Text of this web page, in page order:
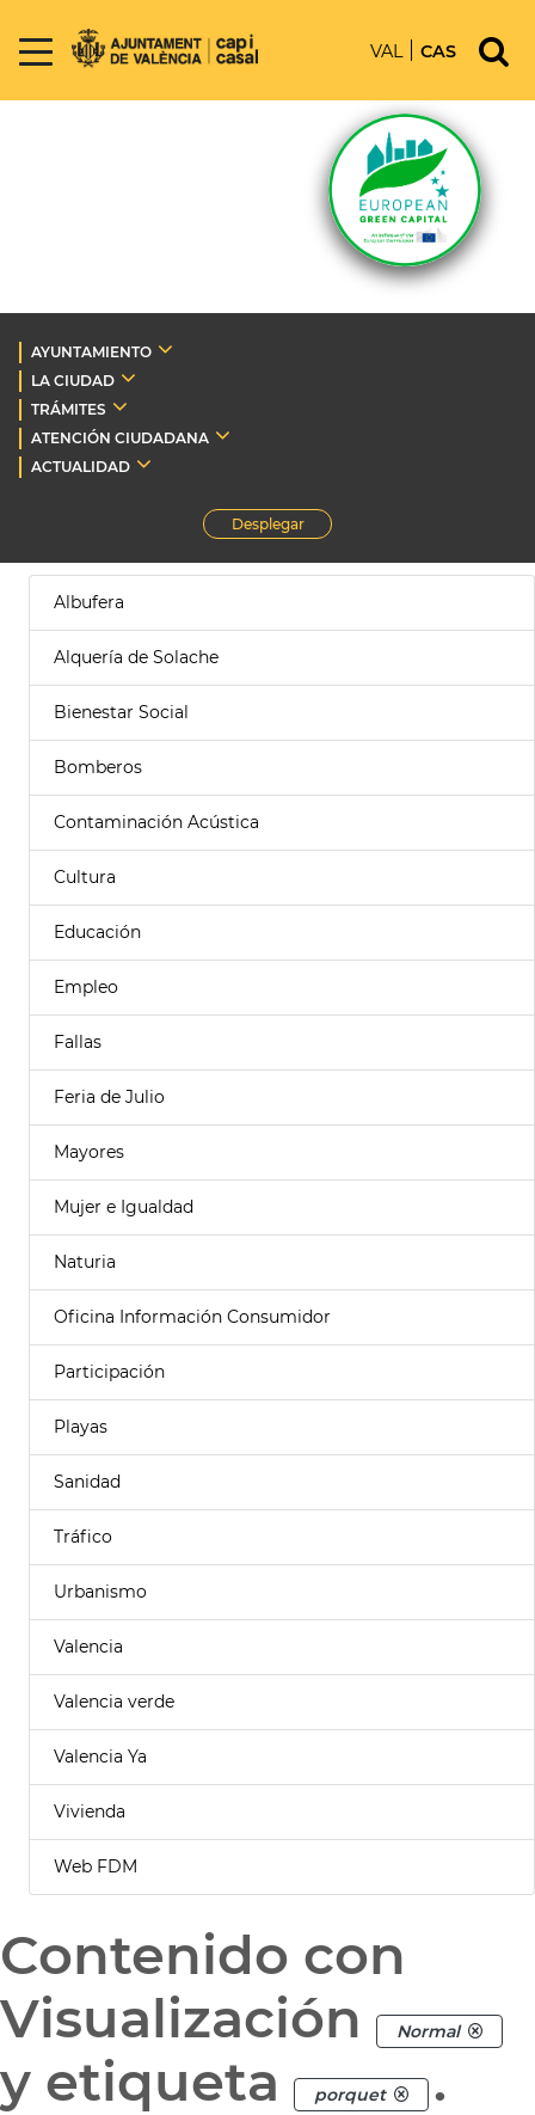
VAL CAS
AYUNTAMIENTO
LA CIUDAD
TRÁMITES
ATENCIÓN CIUDADANA
ACTUALIDAD
Desplegar
Albufera
Alquería de Solache
Bienestar Social
Bomberos
Contaminación Acústica
Cultura
Educación
Empleo
Fallas
Feria de Julio
Mayores
Mujer e Igualdad
Naturia
Oficina Información Consumidor
Participación
Playas
Sanidad
Tráfico
Urbanismo
Valencia
Valencia verde
Valencia Ya
Vivienda
Web FDM
Contenido con
Visualización
Normal
y etiqueta porquet .